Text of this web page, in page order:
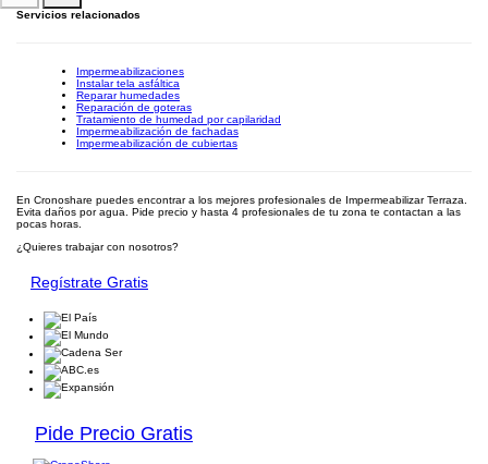
Servicios relacionados
Impermeabilizaciones
Instalar tela asfáltica
Reparar humedades
Reparación de goteras
Tratamiento de humedad por capilaridad
Impermeabilización de fachadas
Impermeabilización de cubiertas
En Cronoshare puedes encontrar a los mejores profesionales de Impermeabilizar Terraza.
Evita daños por agua. Pide precio y hasta 4 profesionales de tu zona te contactan a las
pocas horas.
¿Quieres trabajar con nosotros?
Regístrate Gratis
Pide Precio Gratis